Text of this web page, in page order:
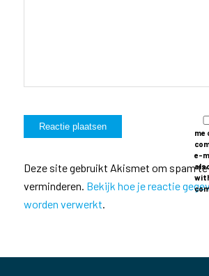
me
e-
Deze site gebruikt Akismet om spam te
verminderen. Bekijk hoe je reactie
worden verwerkt